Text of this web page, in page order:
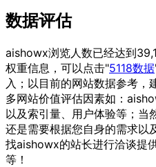
数据评估
aishowx浏览人数已经达到
权重信息，可以点击"5118数据
入；以目前的网站数据参考，
多网站价值评估因素如：
以及索引量、用户体验等；当
还是需要根据您自身的需求以
找aishowx的站长进行洽谈提
等！